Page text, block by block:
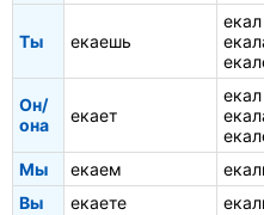
Ты екаешь
екал
Он/
она
екает
екал
Мы
екаем
Вы
екаете